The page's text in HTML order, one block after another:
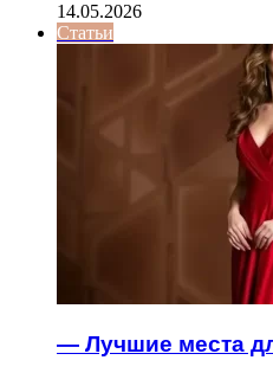
14.05.2026
Статьи
— Лучшие места